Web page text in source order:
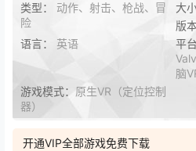
类型： 动作、射击、枪战、冒
险
大
版
语言： 英语 平
脑
游戏模式： 原生VR（定位控制
器）
开通VIP全部游戏免费下载